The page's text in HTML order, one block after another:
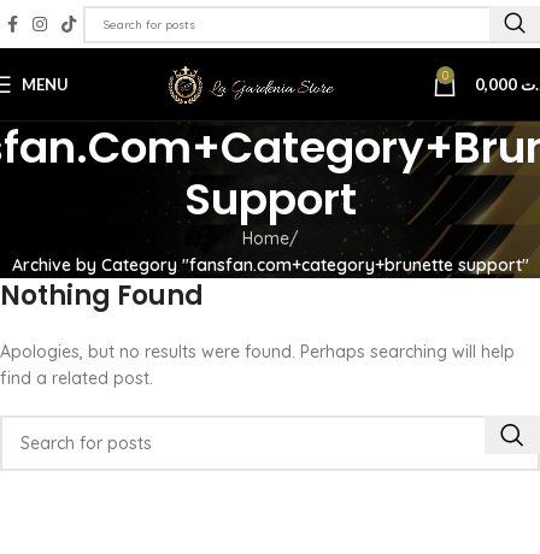
MENU 0
Support
Home
Archive by Category "fansfan.com+category+brunette support"
Nothing Found
Apologies, but no results were found. Perhaps searching will help
find a related post.